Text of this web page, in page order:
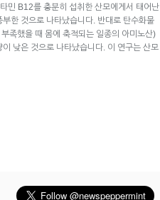
민 B12를 충분히 섭취한 산모에게서 태어난
한 것으로 나타났습니다. 반대로 탄수화물
족했을 때 몸에 축적되는 일종의 아미노산)
낮은 것으로 나타났습니다. 이 연구는 산모